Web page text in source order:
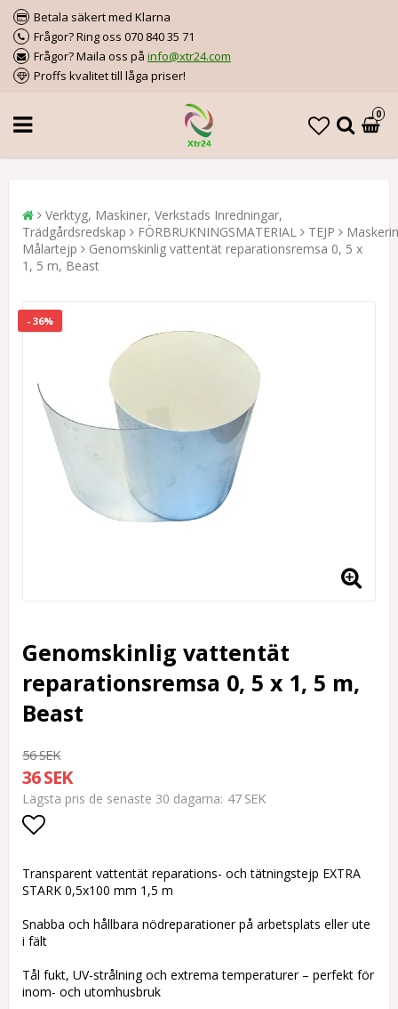
Betala säkert med Klarna
Frågor? Ring oss 070 840 35 71
Frågor? Maila oss på info@xtr24.com
Proffs kvalitet till låga priser!
0
Verktyg, Maskiner, Verkstads Inredningar,
Trädgårdsredskap
FÖRBRUKNINGSMATERIAL TEJP
Målartejp
Genomskinlig vattentät reparationsremsa 0, 5 x
1, 5 m, Beast
- 36%
Genomskinlig vattentät
reparationsremsa 0, 5 x 1, 5 m,
Beast
56 SEK
36 SEK
Lägsta pris de senaste 30 dagarna 47 SEK
Transparent vattentät reparations- och tätningstejp EXTRA
STARK 0,5x100 mm 1,5 m
Snabba och hållbara nödreparationer på arbetsplats eller ute
i fält
Tål fukt, UV-strålning och extrema temperaturer – perfekt för
inom- och utomhusbruk